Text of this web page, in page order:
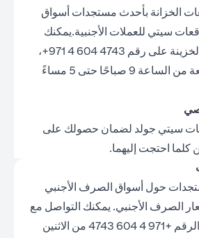
الخزانة بأحدث مستجدات أسواق
سيتي للعملات الأجنبية.يمكنك
التواصل مع مكتب الخزينة على رقم 4743 604 4 971+،
من الاثنين إلى الجمعة من الساعة 9 صباحًا حتى 5 مساءً
سيتي جولد لضمان حصولك على
احتجت إليهما.
حول أسواق الصرف الأجنبي
الصرف الأجنبي. يمكنك التواصل مع
مكتب الخزانة على الرقم +971 4 604 4743 من الاثنين